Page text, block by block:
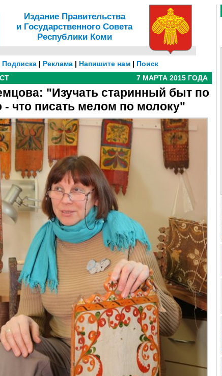
Издание Правительства
и Государственного Совета
Республики Коми
Подписка| Реклама| Напишите нам| Поиск
7 МАРТА 2015 ГОДА
"Изучать старинный быт по
- что писать мелом по молоку"